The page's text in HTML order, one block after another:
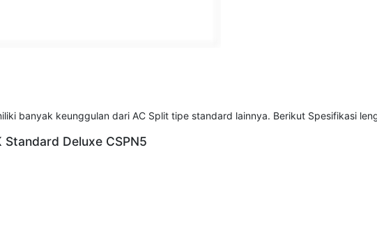
banyak keunggulan dari AC Split tipe standard lainnya. Berikut Spesifikasi
Standard Deluxe CSPN5